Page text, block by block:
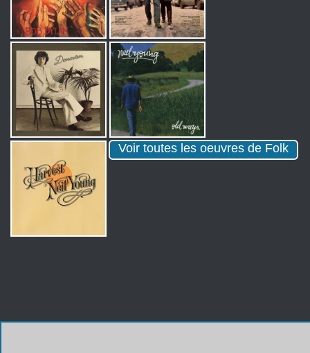
Voir toutes les oeuvres de Folk